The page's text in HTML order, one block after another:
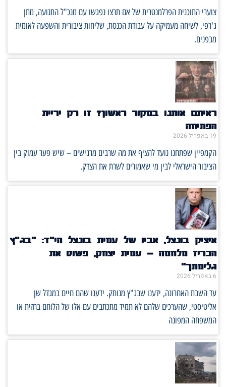
צוערי התוכנית הפרלמנטרית של אם תרצו נפגשו עם מנכ"ל התנועה, מתן
ג'רפי, לשיחה מעמיקה על עבודת הכנסת, שליחות ציבורית והשפעה לאומית
מבפנים.
ראיתם אותנו במקור ראשון? זו רק יריית
הפתיחה
19 באפריל 2026
הקמפיין שפתחנו נועד להציף את מה שרבים מרגישים – שיש פער עמוק בין
הציבור הישראלי לבין מי שאמורים לשרת את הצדק.
איציק בונצל, אביו של עמית בונצל הי"ד: "בג"ץ
הכריז מלחמה – עמית יצחק, פשוט את
גלימתך"
6 באפריל 2026
עד השבת האחרונה, ידענו שבג"ץ מנותק. ידענו שהם חיים במגדל שן
אליטיסטי, שהערכים שלהם לא תמיד מתכתבים עם אלו של הלוחם בחזית או
המשפחה המפונה